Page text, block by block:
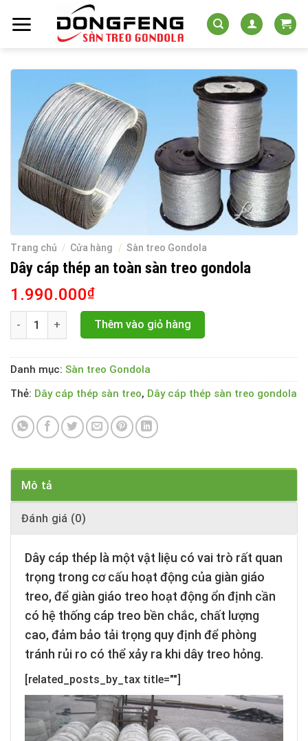
Trang chủ / Cửa hàng / Sàn treo Gondola
Dây cáp thép an toàn sàn treo gondola
1.990.000₫
Dây cáp thép an toàn sàn treo gondola số lượng
Thêm vào giỏ hàng
Danh mục: Sàn treo Gondola
Thẻ: Dây cáp thép sàn treo, Dây cáp thép sàn treo gondola
Mô tả
Đánh giá (0)
Dây cáp thép là một vật liệu có vai trò rất quan
trọng trong cơ cấu hoạt động của giàn giáo
treo, để giàn giáo treo hoạt động ổn định cần
có hệ thống cáp treo bền chắc, chất lượng
cao, đảm bảo tải trọng quy định để phòng
tránh rủi ro có thể xảy ra khi dây treo hỏng.
[related_posts_by_tax title=""]